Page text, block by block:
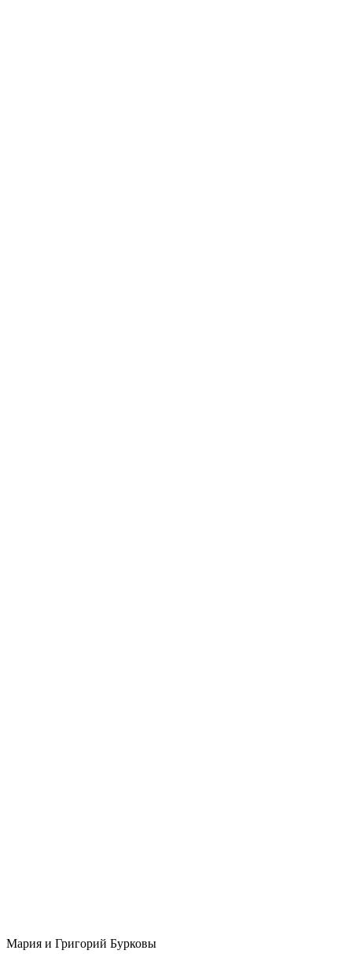
Мария и Григорий Бурковы